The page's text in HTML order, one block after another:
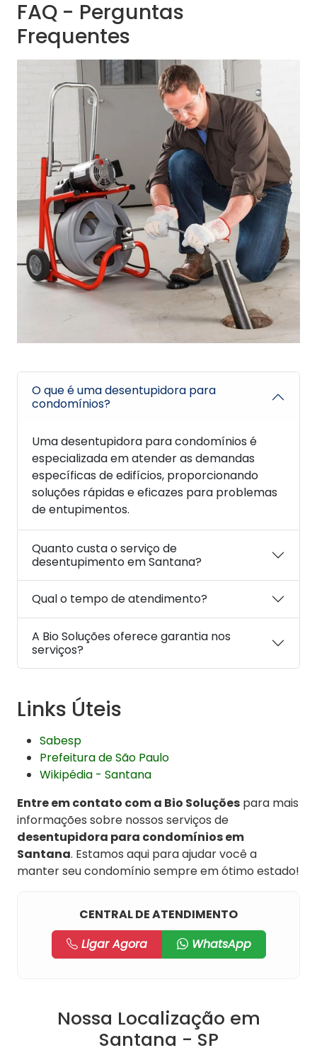
FAQ - Perguntas
Frequentes
O que é uma desentupidora para
condomínios?
Uma desentupidora para condomínios é
especializada em atender as demandas
específicas de edifícios, proporcionando
soluções rápidas e eficazes para problemas
de entupimentos.
Quanto custa o serviço de
desentupimento em Santana?
Qual o tempo de atendimento?
A Bio Soluções oferece garantia nos
serviços?
Links Úteis
Sabesp
Prefeitura de São Paulo
Wikipédia - Santana
Entre em contato com a Bio Soluções para mais
informações sobre nossos serviços de
desentupidora para condomínios em
Santana. Estamos aqui para ajudar você a
manter seu condomínio sempre em ótimo estado!
CENTRAL DE ATENDIMENTO
Ligar Agora
WhatsApp
Nossa Localização em
Santana - SP